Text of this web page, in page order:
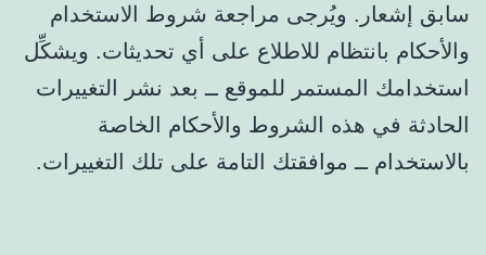
سابق إشعار. ويُرجى مراجعة شروط الاستخدام
والأحكام بانتظام للاطلاع على أي تحديثات. ويشكِّل
استخدامك المستمر للموقع ــ بعد نشر التغييرات
الحادثة في هذه الشروط والأحكام الخاصة
بالاستخدام ــ موافقتك التامة على تلك التغييرات.